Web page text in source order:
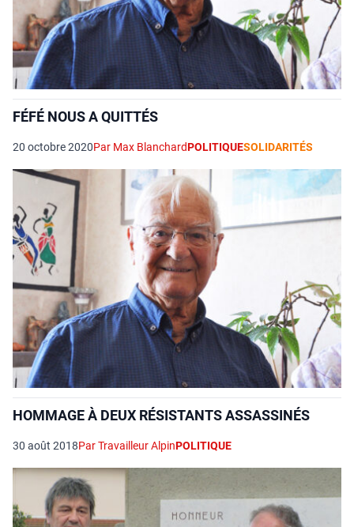
FÉFÉ NOUS A QUITTÉS
20 octobre 2020Par Max BlanchardPOLITIQUESOLIDARITÉS
HOMMAGE À DEUX RÉSISTANTS ASSASSINÉS
30 août 2018Par Travailleur AlpinPOLITIQUE